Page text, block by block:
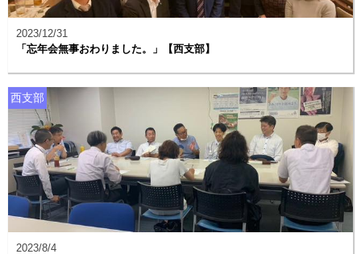
2023/12/31
「忘年会無事おわりました。」【西支部】
西支部
2023/8/4